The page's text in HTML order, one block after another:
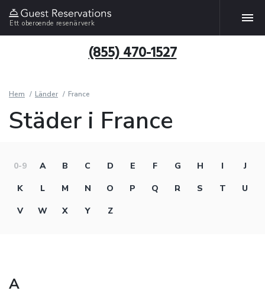
Ett oberoende resenärverk
(855) 470-1527
Hem Länder France
Städer i France
0-9 A B C D E F G H I
J
K
L M N O P Q R S T
U
V
W X Y Z
A